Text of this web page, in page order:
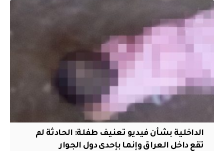
الداخلية بشأن فيديو تعنيف طفلة: الحادثة لم
تقع داخل العراق وإنما بإحدى دول الجوار